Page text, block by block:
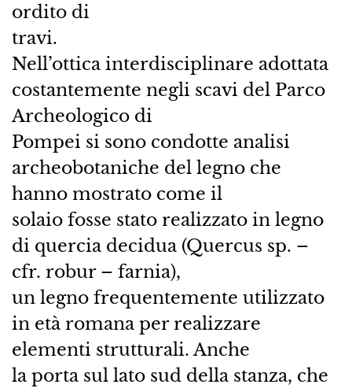
ordito di
travi.
Nell’ottica interdisciplinare adottata
costantemente negli scavi del Parco
Archeologico di
Pompei si sono condotte analisi
archeobotaniche del legno che
hanno mostrato come il
solaio fosse stato realizzato in legno
di quercia decidua (Quercus sp. –
cfr. robur – farnia),
un legno frequentemente utilizzato
in età romana per realizzare
elementi strutturali. Anche
la porta sul lato sud della stanza, che